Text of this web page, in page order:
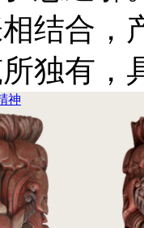
神
结合，
独有，